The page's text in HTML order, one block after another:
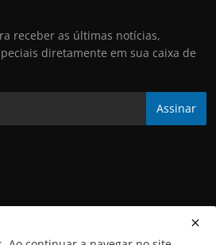
receber as últimas notícias,
diretamente em sua caixa de
Assinar